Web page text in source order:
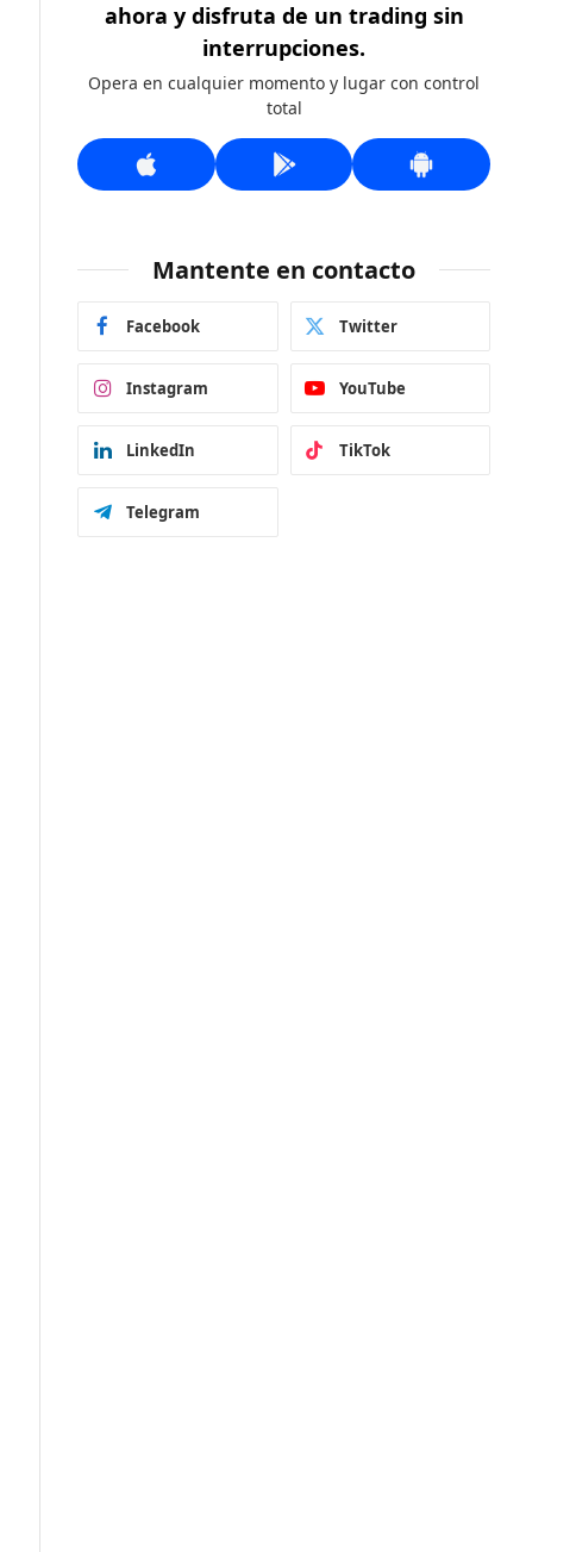
ahora y disfruta de un trading sin
interrupciones.
Opera en cualquier momento y lugar con control
total
Mantente en contacto
Facebook Twitter
Instagram YouTube
LinkedIn TikTok
Telegram